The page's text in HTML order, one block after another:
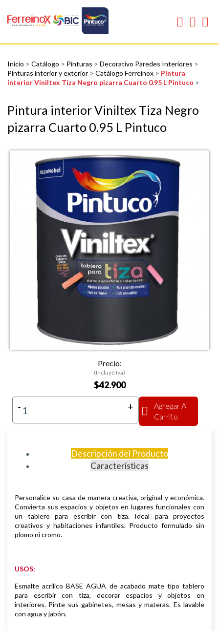
Inicio > Catálogo > Pinturas > Decorativo Paredes Interiores >
Pinturas interior y exterior > Catálogo Ferreinox > Pintura
interior Viniltex Tiza Negro pizarra Cuarto 0.95 L Pintuco >
Pintura interior Viniltex Tiza Negro
pizarra Cuarto 0.95 L Pintuco
Precio:
(Incluye Iva)
$42.900
- +
Agregar Al
Carrito
Descripción del Producto
Características
Personalice su casa de manera creativa, original y económica.
Convierta sus espacios y objetos en lugares funcionales con
un tablero para escribir con tiza. Ideal para proyectos
creativos y habitaciones infantiles. Producto formulado sin
plomo ni cromo.
USOS:
Esmalte acrílico BASE AGUA de acabado mate tipo tablero
para escribircon tiza, decorar espacios y objetos en
interiores. Pinte sus gabinetes, mesas y materas. Es lavable
con agua y jabón.